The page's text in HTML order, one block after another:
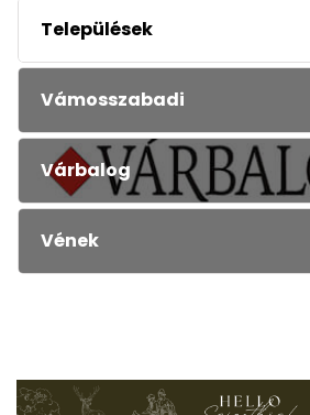
Települések
Vámosszabadi
Várbalog
Vének